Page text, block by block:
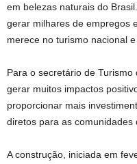
em belezas naturais do
gerar milhares de empregos
merece no turismo nacional e
Para o secretário de
gerar muitos impactos
proporcionar mais
diretos para as comunidades
A construção, iniciada em